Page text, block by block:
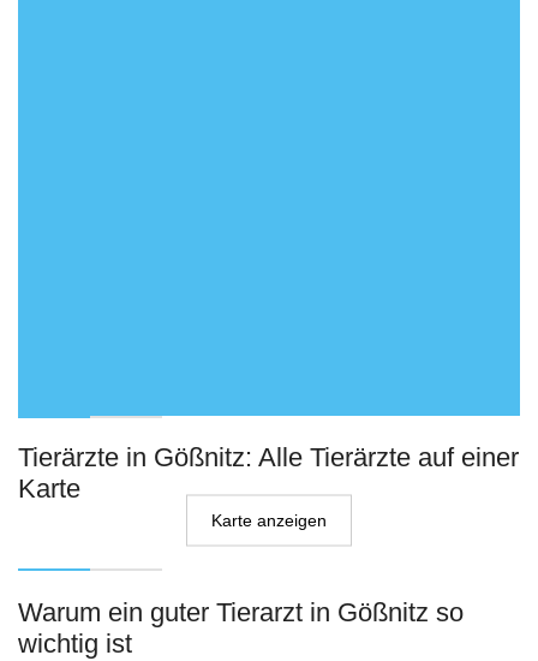
Tierärzte in Gößnitz: Alle Tierärzte auf einer
Karte
Karte anzeigen
Warum ein guter Tierarzt in Gößnitz so
wichtig ist